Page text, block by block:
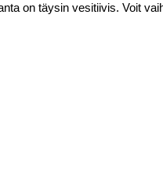
on täysin vesitiivis. Voit